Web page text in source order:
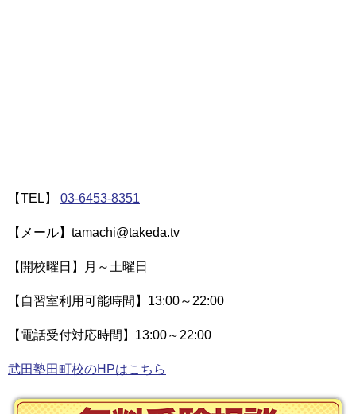
【TEL】 03-6453-8351
【メール】tamachi@takeda.tv
【開校曜日】月～土曜日
【自習室利用可能時間】13:00～22:00
【電話受付対応時間】13:00～22:00
武田塾田町校のHPはこちら